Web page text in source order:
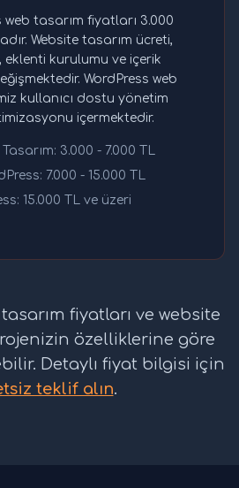
web tasarım fiyatları 3.000
Website tasarım ücreti,
kurulumu ve içerik
WordPress web
kullanıcı dostu yönetim
içermektedir.
3.000 - 7.000 TL
7.000 - 15.000 TL
15.000 TL ve üzeri
fiyatları ve website
özelliklerine göre
Detaylı fiyat bilgisi için
teklif alın.